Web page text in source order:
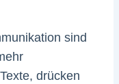
sind
drücken